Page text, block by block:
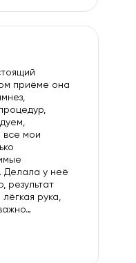
приёме она
все мои
Делала у неё
результат
рука,